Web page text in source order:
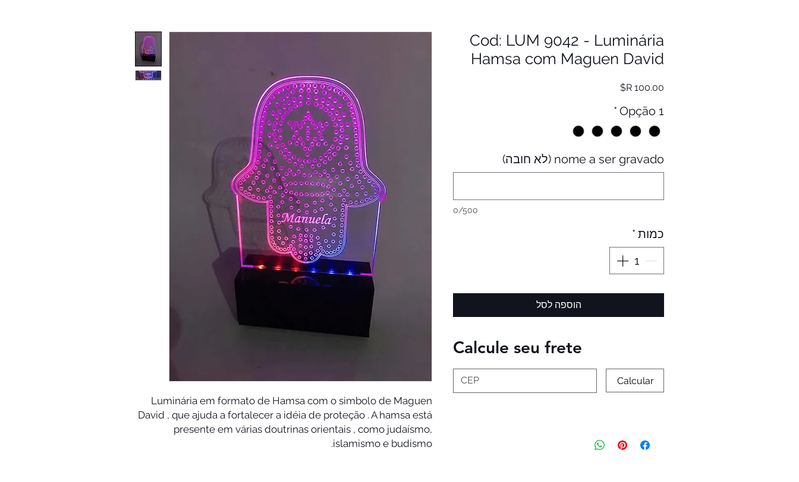
Luminária em formato de Hamsa com o simbolo de Maguen
David , que ajuda a fortalecer a idéia de proteção . A hamsa está
presente em várias doutrinas orientais , como judaísmo,
islamismo e budismo.
Cod: LUM 9042 - Luminária
Hamsa com Maguen David
מחיר
Opção 1
*
nome a ser gravado (לא חובה)
0/500
כמות *
הוספה לסל
Calcule seu frete
Calcular